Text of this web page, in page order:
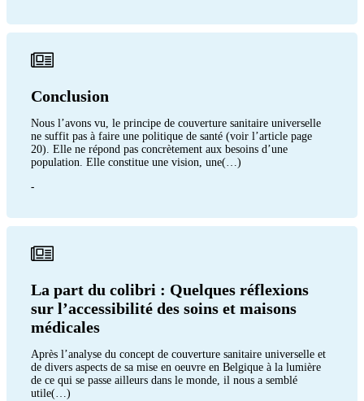
Conclusion
Nous l’avons vu, le principe de couverture sanitaire universelle
ne suffit pas à faire une politique de santé (voir l’article page
20). Elle ne répond pas concrètement aux besoins d’une
population. Elle constitue une vision, une(…)
-
La part du colibri : Quelques réflexions
sur l’accessibilité des soins et maisons
médicales
Après l’analyse du concept de couverture sanitaire universelle et
de divers aspects de sa mise en oeuvre en Belgique à la lumière
de ce qui se passe ailleurs dans le monde, il nous a semblé
utile(…)